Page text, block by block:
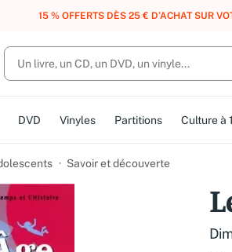
DES POINTS, DES RÉCOMPENSES :
DVD Vinyles Partitions Culture à
Savoir et découverte